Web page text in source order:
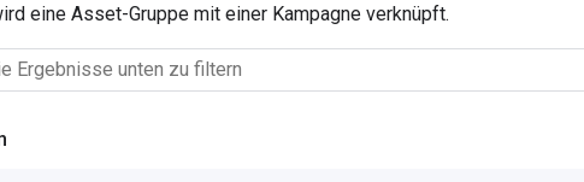
eine Asset-Gruppe mit einer Kampagne verknüpft.